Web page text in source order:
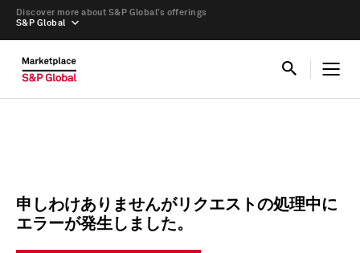
S&P Global
Discover more about S&P Global’s offerings
申しわけありませんがリクエストの処理中に
エラーが発生しました。